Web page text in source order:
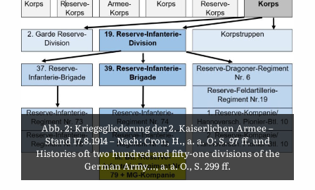
Abb. 2: Kriegsgliederung der 2. Kaiserlichen Armee –
Stand 17.8.1914 – Nach: Cron, H., a. a. O; S. 97 ff. und
Histories oft two hundred and fifty-one divisions of the
German Army..., a. a. O., S. 299 ff.